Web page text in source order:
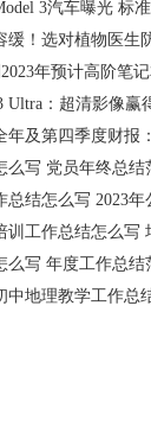
缓！选对植物医生
年预计高阶笔
Ultra：超清影像
么写 党员年终总结
总结怎么写 2023
训工作总结怎么写
么写 年度工作总结